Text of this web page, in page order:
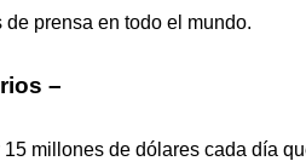
prensa en todo el mundo.
–
millones de dólares cada día